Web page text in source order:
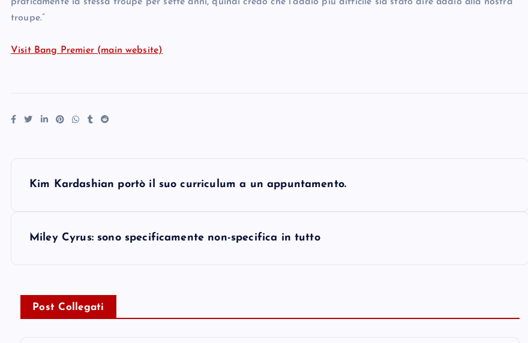
troupe.”
Visit Bang Premier (main website)
Kim Kardashian portò il suo curriculum a un appuntamento.
Miley Cyrus: sono specificamente non-specifica in tutto
Post Collegati